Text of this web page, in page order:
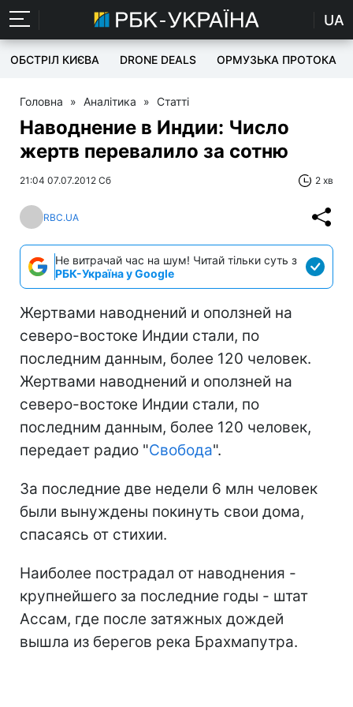
UA
ОБСТРІЛ КИЄВА DRONE DEALS ОРМУЗЬКА ПРОТОКА
Головна » Аналітика » Статті
Наводнение в Индии: Число
жертв перевалило за сотню
21:04 07.07.2012 Сб 2 хв
RBC.UA
Не витрачай час на шум! Читай тільки суть з
РБК-Україна у Google
Жертвами наводнений и оползней на
северо-востоке Индии стали, по
последним данным, более 120 человек.
Жертвами наводнений и оползней на
северо-востоке Индии стали, по
последним данным, более 120 человек,
передает радио "Свобода".
За последние две недели 6 млн человек
были вынуждены покинуть свои дома,
спасаясь от стихии.
Наиболее пострадал от наводнения -
крупнейшего за последние годы - штат
Ассам, где после затяжных дождей
вышла из берегов река Брахмапутра.